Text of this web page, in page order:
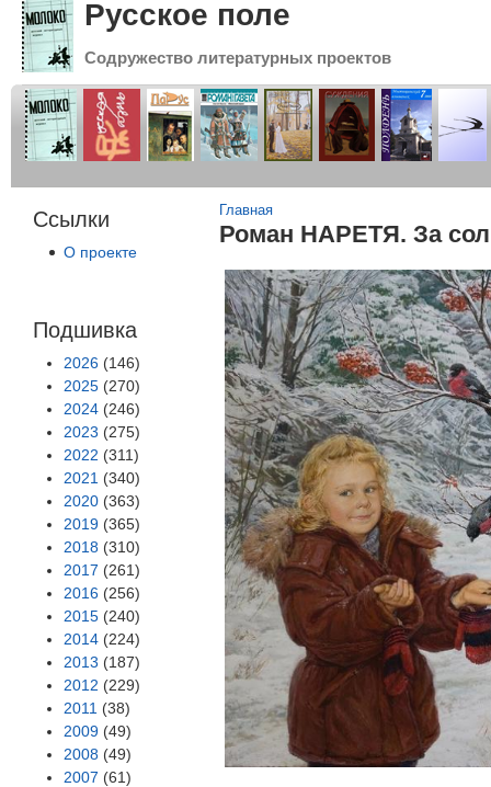
Русское поле
Содружество литературных проектов
Ссылки
О проекте
Подшивка
2026 (146)
2025 (270)
2024 (246)
2023 (275)
2022 (311)
2021 (340)
2020 (363)
2019 (365)
2018 (310)
2017 (261)
2016 (256)
2015 (240)
2014 (224)
2013 (187)
2012 (229)
2011 (38)
2009 (49)
2008 (49)
2007 (61)
Вы здесь
Главная
Роман НАРЕТЯ. За